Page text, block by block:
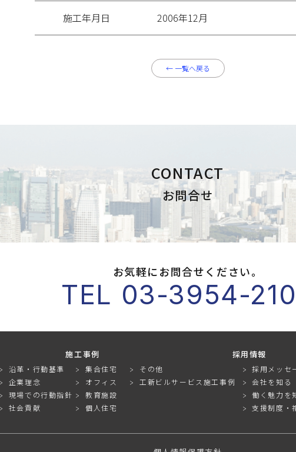
施工年月日 2006年12月
← 一覧へ戻る
CONTACT
お問合せ
お気軽にお問合せください。
TEL 03-3954-
沿革・行動基準
企業理念
現場での行動指針
社会貢献
施工事例
集合住宅
オフィス
教育施設
個人住宅
その他
工新ビルサービス施工事例
採用情報
採用メッセ
会社を知る
働く魅力を
支援制度・